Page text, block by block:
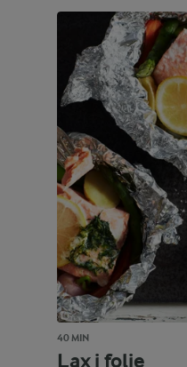
40 MIN
Lax i folie